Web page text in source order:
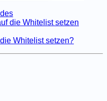
die Whitelist setzen
Whitelist setzen?